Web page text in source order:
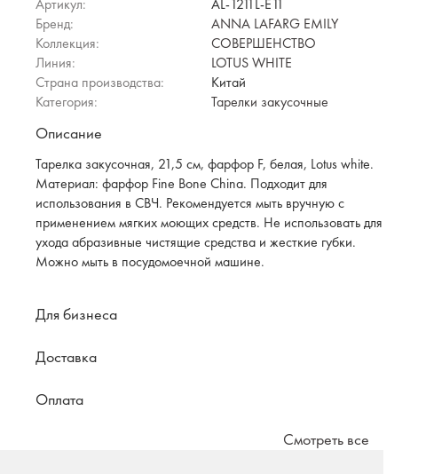
Артикул:
AL-1211L-E11
Бренд:
ANNA LAFARG EMILY
Коллекция:
СОВЕРШЕНСТВО
Линия:
LOTUS WHITE
Страна производства:
Китай
Категория:
Тарелки закусочные
Описание
Тарелка закусочная, 21,5 см, фарфор F, белая, Lotus white.
Материал: фарфор Fine Bone China. Подходит для
использования в СВЧ. Рекомендуется мыть вручную с
применением мягких моющих средств. Не использовать для
ухода абразивные чистящие средства и жесткие губки.
Можно мыть в посудомоечной машине.
Для бизнеса
Доставка
Оплата
Смотреть все